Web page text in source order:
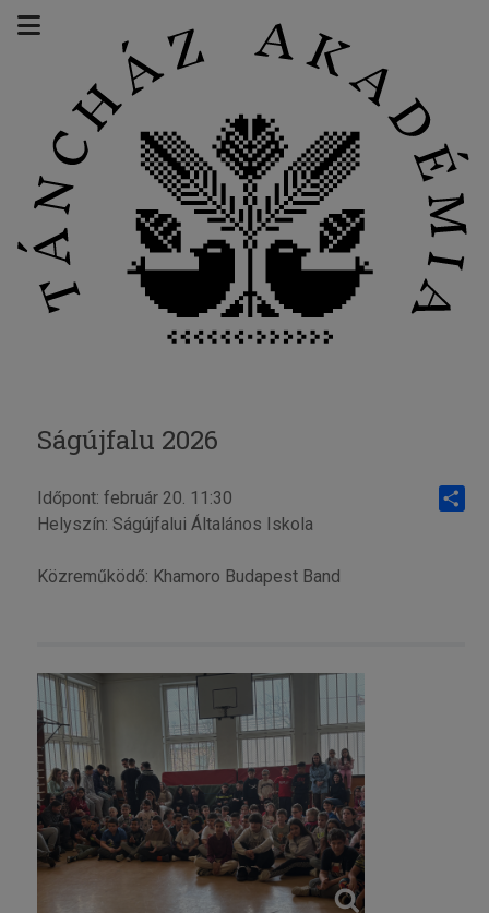
Ságújfalu 2026
Időpont: február 20. 11:30
Helyszín: Ságújfalui Általános Iskola
Közreműködő: Khamoro Budapest Band